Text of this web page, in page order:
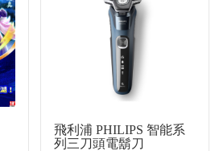
飛利浦 PHILIPS 智能系
列三刀頭電鬍刀